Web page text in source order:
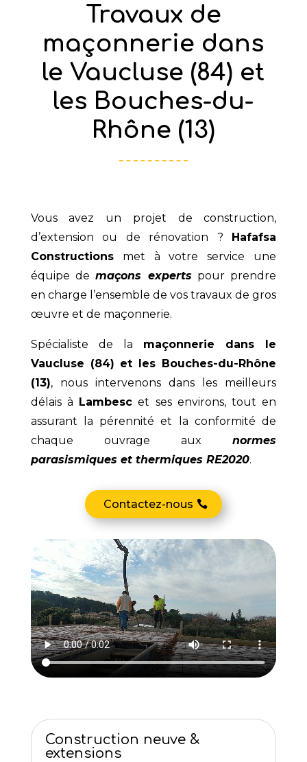
Travaux de
maçonnerie dans
le Vaucluse (84) et
les Bouches-du-
Rhône (13)
Vous avez un projet de construction,
d’extension ou de rénovation ?
Hafafsa
Constructionsmet à votre service une
équipe demaçons experts pour prendre
en charge l’ensemble de vos travaux de gros
œuvre et de maçonnerie.
Spécialiste de la maçonnerie dans le
Vaucluse (84) et les Bouches-du-Rhône
(13), nous intervenons dans les meilleurs
délais à
Lambesc et ses environs, tout en
assurant la pérennité et la conformité de
chaque ouvrage auxnormes
parasismiques et thermiques RE2020.
Contactez-nous
Construction neuve &
extensions